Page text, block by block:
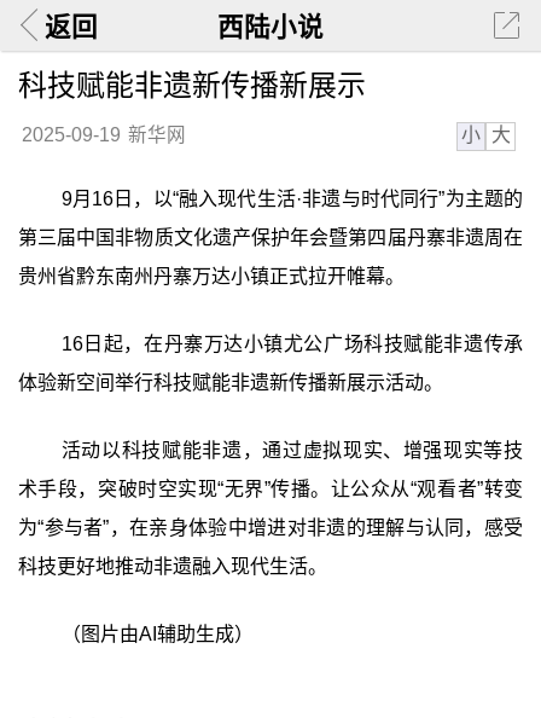
返回 西陆小说
科技赋能非遗新传播新展示
2025-09-19 新华网 小 大
9月16日，以“融入现代生活·非遗与时代同行”为主题的
第三届中国非物质文化遗产保护年会暨第四届丹寨非遗周在
贵州省黔东南州丹寨万达小镇正式拉开帷幕。
16日起，在丹寨万达小镇尤公广场科技赋能非遗传承
体验新空间举行科技赋能非遗新传播新展示活动。
活动以科技赋能非遗，通过虚拟现实、增强现实等技
术手段，突破时空实现“无界”传播。让公众从“观看者”转变
为“参与者”，在亲身体验中增进对非遗的理解与认同，感受
科技更好地推动非遗融入现代生活。
（图片由AI辅助生成）